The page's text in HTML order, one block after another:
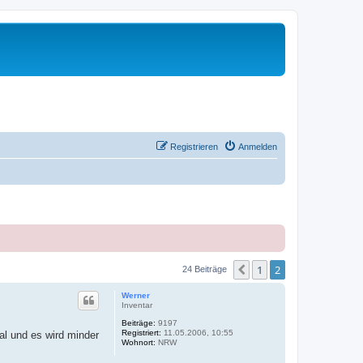
Anmelden
Registrieren
24 Beiträge Vorherige
1 2
Werner
Inventar
Beiträge: 9197
Registriert: 11.05.2006, 10:55
Wohnort: NRW
und es wird minder